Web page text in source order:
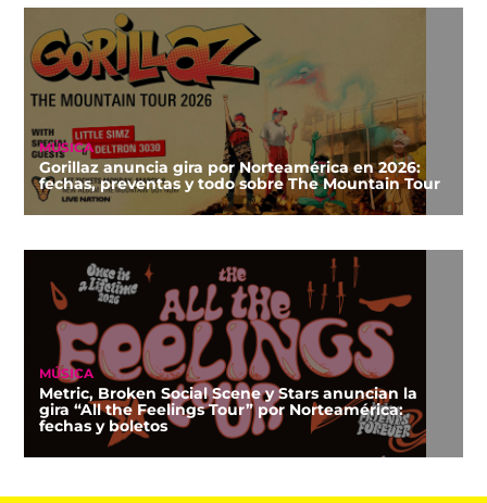
MÚSICA
Gorillaz anuncia gira por Norteamérica en 2026:
fechas, preventas y todo sobre The Mountain Tour
MÚSICA
Metric, Broken Social Scene y Stars anuncian la
gira “All the Feelings Tour” por Norteamérica:
fechas y boletos